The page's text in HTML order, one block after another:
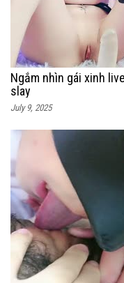
Ngắm nhìn gái xinh
slay
July 9, 2025